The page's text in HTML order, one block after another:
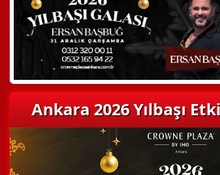
Detaylı Bilgi Alın
Ankara 2026 Yılbaşı